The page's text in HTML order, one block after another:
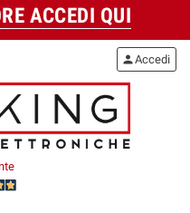
ACCEDI QUI
personAccedi